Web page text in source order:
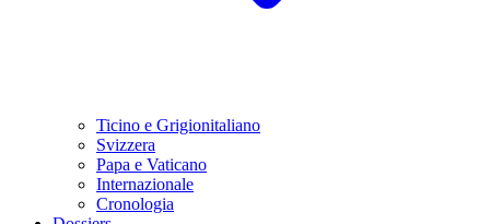
Ticino e Grigionitaliano
Svizzera
Papa e Vaticano
Internazionale
Cronologia